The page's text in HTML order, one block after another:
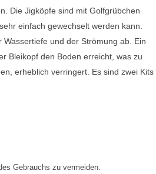
Die Jigköpfe sind mit Golfgrübchen
einfach gewechselt werden kann.
und der Strömung ab. Ein
Bleikopf den Boden erreicht, was zu
erheblich verringert. Es sind zwei Kits
Gebrauchs zu vermeiden.